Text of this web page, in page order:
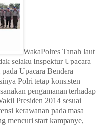
WakaPolres Tanah laut
selaku Inspektur Upacara
Upacara Bendera
Polri tetap konsisten
pengamanan terhadap
Presiden 2014 sesuai
kerawanan pada masa
mencuri start kampanye,